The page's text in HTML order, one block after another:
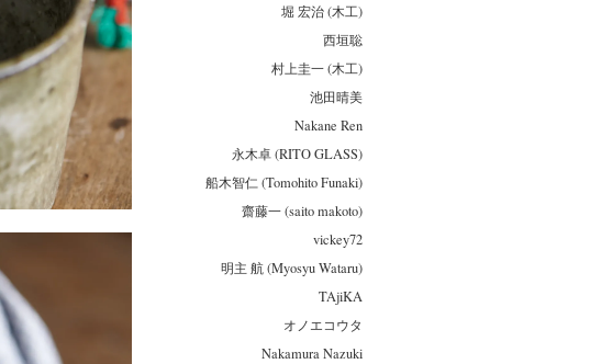
堀 宏治 (木工)
西垣聡
村上圭一 (木工)
池田晴美
Nakane Ren
永木卓 (RITO GLASS)
船木智仁 (Tomohito Funaki)
齋藤一 (saito makoto)
vickey72
明主 航 (Myosyu Wataru)
TAjiKA
オノエコウタ
Nakamura Nazuki